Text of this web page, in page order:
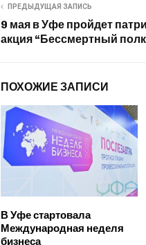
ПРЕДЫДУЩАЯ ЗАПИСЬ
9 мая в Уфе пройдет
акция “Бессмертный
ПОХОЖИЕ ЗАПИСИ
В Уфе стартовала
Международная неделя
бизнеса